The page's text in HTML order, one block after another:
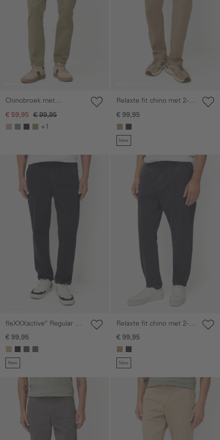
Chinobroek met
elastische tailleband
€ 59,95
€ 99,95
+1
Relaxte fit chino met 2-
weg stretch
€ 99,95
New
overslaan
fleXXXactive® Regular Fit
Explorer Chino
€ 99,95
New
Galerie overslaan
Relaxte fit chino met 2-
weg stretch
€ 99,95
New
overslaan Galerie overslaan